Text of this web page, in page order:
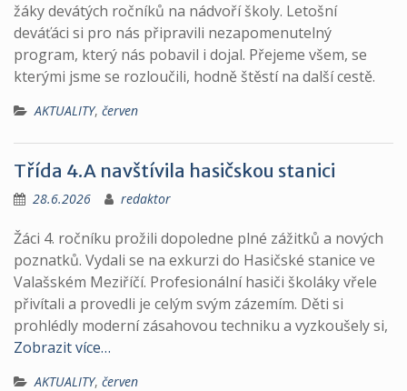
žáky devátých ročníků na nádvoří školy. Letošní
deváťáci si pro nás připravili nezapomenutelný
program, který nás pobavil i dojal. Přejeme všem, se
kterými jsme se rozloučili, hodně štěstí na další cestě.
AKTUALITY, červen
Třída 4.A navštívila hasičskou stanici
28.6.2026 redaktor
Žáci 4. ročníku prožili dopoledne plné zážitků a nových
poznatků. Vydali se na exkurzi do Hasičské stanice ve
Valašském Meziříčí. Profesionální hasiči školáky vřele
přivítali a provedli je celým svým zázemím. Děti si
prohlédly moderní zásahovou techniku a vyzkoušely si,
Zobrazit více…
AKTUALITY, červen